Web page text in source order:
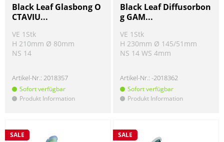
Black Leaf Glasbong O
CTAVIU...
VE 1Stk
H 210mm Ø 80mm
NS 14
Artikel-Nr.:2018357
Sofort verfügbar
! Produkt Information
Black Leaf Diffusorbon
g GAM...
VE 1Stk
H 230mm Ø 145/51mm
NS 14 WS 4mm
Artikel-Nr.:-2018362
Sofort verfügbar
! Produkt Information
SALE SALE